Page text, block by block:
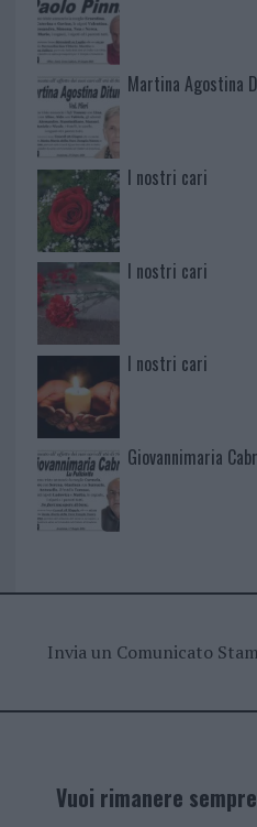
Martina Agostina
I nostri cari
I nostri cari
I nostri cari
Giovannimaria
Invia un Comunicato
Vuoi rimanere